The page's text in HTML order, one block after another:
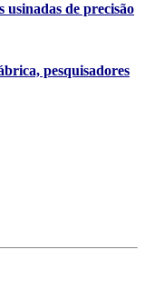
usinadas de precisão
pesquisadores